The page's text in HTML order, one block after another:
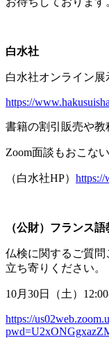
白水社
白水社オンライン
https://
書籍の割引販売や教
Zoom面談もおこな
（白水社HP） https://
（公財）フランス
仏検に関するご質
立ち寄りください。
10月 30日（土）
https://